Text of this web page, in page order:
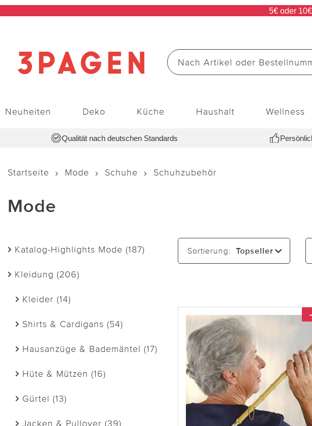
5€ oder
Neuheiten Deko Küche Haushalt Wellness
Qualität nach deutschen Standards
Startseite Mode Schuhe Schuhzubehör
Mode
Katalog-Highlights Mode (187)
Kleidung (206)
Kleider (14)
Shirts & Cardigans (54)
Hausanzüge & Bademäntel (17)
Hüte & Mützen (16)
Gürtel (13)
Jacken & Pullover (39)
Sortierung: Topseller